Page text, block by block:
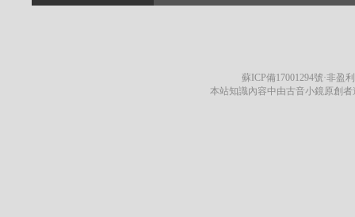
蘇ICP備17001294號·非盈
本站知識內容中由古音小鏡原創